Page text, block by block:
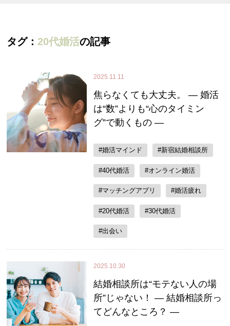
タグ：20代婚活の記事
2025.11.11
焦らなくても大丈夫。 ― 婚活
は“数”よりも“心のタイミン
グ”で動くもの ―
#婚活マインド #新宿結婚相談所
#40代婚活 #オンライン婚活
#マッチングアプリ #婚活疲れ
#20代婚活 #30代婚活
#出会い
2025.10.30
結婚相談所は“モテない人の場
所”じゃない！ ― 結婚相談所っ
てどんなところ？ ―